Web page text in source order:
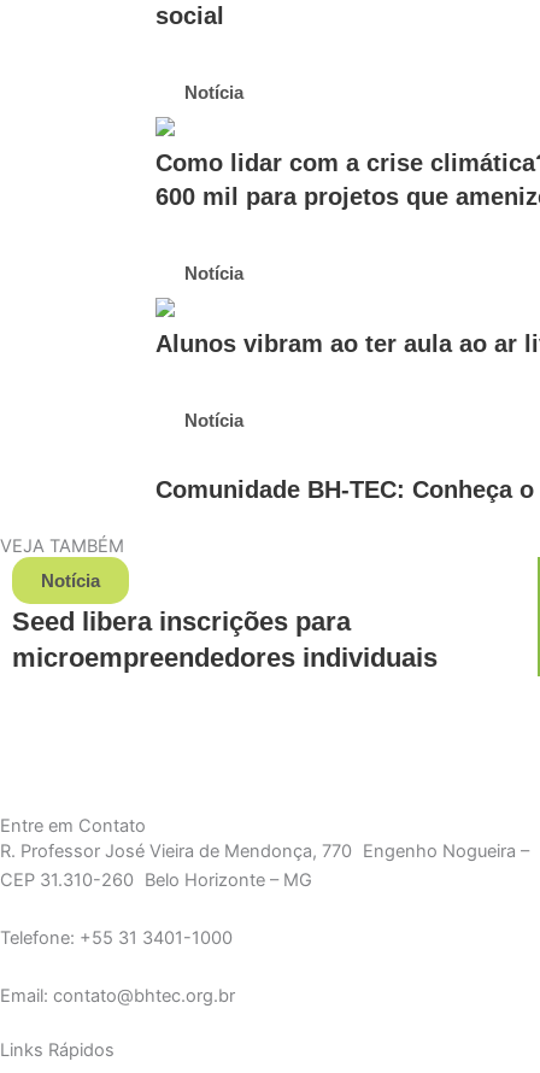
social
Notícia
Como lidar com a crise
600 mil para projetos que
Notícia
Alunos vibram ao ter aula ao ar
Notícia
Comunidade BH-TEC: Conheça
VEJA TAMBÉM
Notícia
Seed libera inscrições para
microempreendedores individuais
Entre em Contato
R. Professor José Vieira de Mendonça, 770 Engenho Nogueira –
CEP 31.310-260 Belo Horizonte – MG
Telefone: +55 31 3401-1000
Email: contato@bhtec.org.br
Links Rápidos